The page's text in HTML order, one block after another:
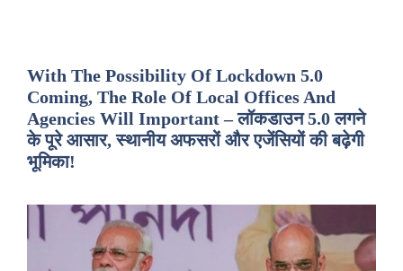
With The Possibility Of Lockdown 5.0
Coming, The Role Of Local Offices And
Agencies Will Important – लॉकडाउन 5.0 लगने
के पूरे आसार, स्थानीय अफसरों और एजेंसियों की बढ़ेगी
भूमिका!